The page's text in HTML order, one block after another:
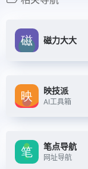
磁力大大
映技派
AI工具箱
笔点导航
网址导航